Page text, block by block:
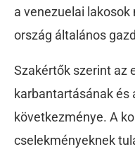
a venezuelai
ország általános
Szakértők szerint az
karbantartásának és
következménye. A
cselekményeknek